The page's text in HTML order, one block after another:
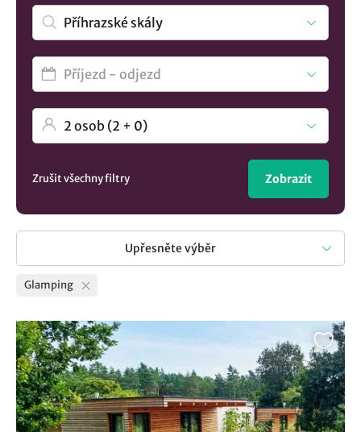
Zrušit všechny filtry Zobrazit
Upřesněte výběr
Glamping